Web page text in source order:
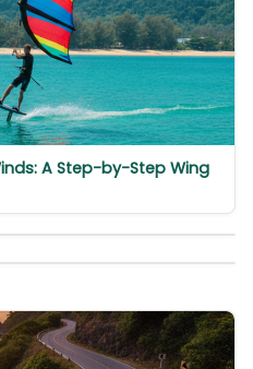
A Step-by-Step Wing